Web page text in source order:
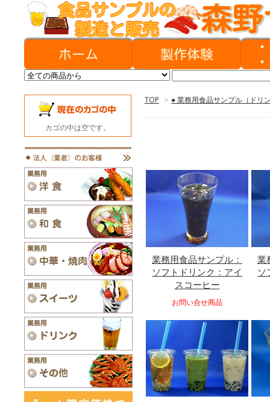
TOP > ● 業務用食品サンプル（ドリ
業務用食品サンプル：
ソフトドリンク：アイ
スコーヒー
お問い合せ商品
業
ソ
カゴの中は空です。